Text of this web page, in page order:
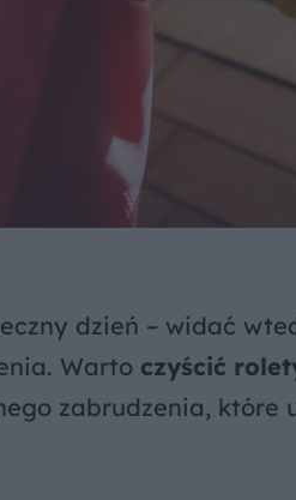
dzień – widać
Warto czyścić
zabrudzenia, które